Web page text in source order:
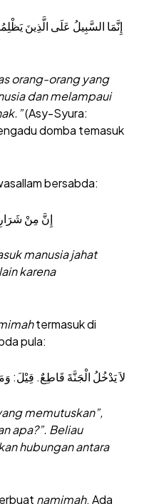
إِنَّمَا السَّبِيلُ عَلَى الَّذِينَ
orang-orang yang
dan melampaui
(Asy-Syura:
domba temasuk
bersabda:
إِنَّ مِنْ
manusia jahat
karena
termasuk di
pula:
لاَ يَدْخُلُ الْجَنَّةَ قَاطِعٌ. قِيْلَ:
memutuskan”,
apa?”. Beliau
hubungan antara
namimah. Ada